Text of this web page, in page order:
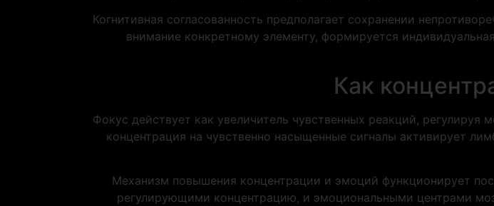
Когнитивная согласованность предполагает сохранении
внимание конкретному элементу, формируется
Как
Фокус действует как увеличитель чувственных реакций,
концентрация на чувственно насыщенные сигналы активирует
Механизм повышения концентрации и эмоций функционирует
регулирующими концентрацию, и эмоциональными центрами